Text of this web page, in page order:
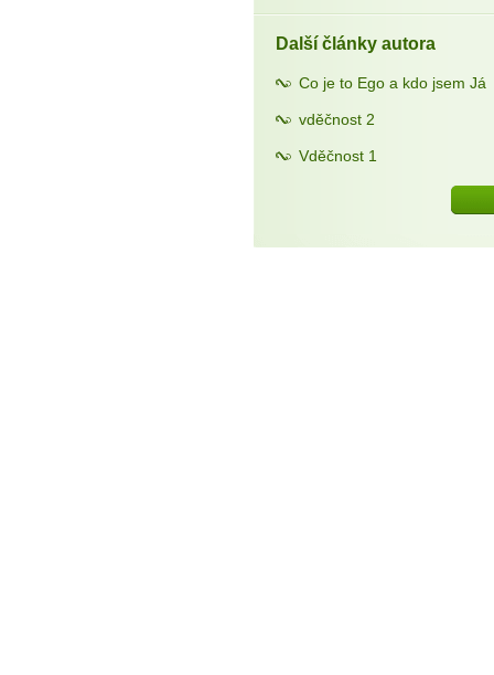
Další články autora
Co je to Ego a kdo jsem Já
vděčnost 2
Vděčnost 1